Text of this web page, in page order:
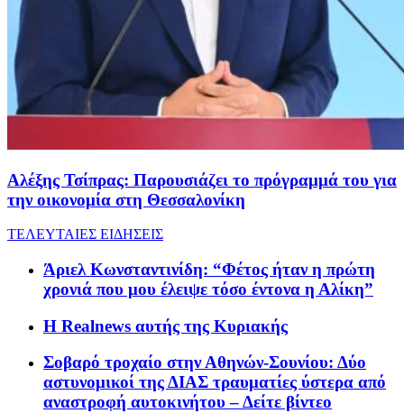
Αλέξης Τσίπρας: Παρουσιάζει το πρόγραμμά του για
την οικονομία στη Θεσσαλονίκη
ΤΕΛΕΥΤΑΙΕΣ ΕΙΔΗΣΕΙΣ
Άριελ Κωνσταντινίδη: “Φέτος ήταν η πρώτη
χρονιά που μου έλειψε τόσο έντονα η Αλίκη”
Η Realnews αυτής της Κυριακής
Σοβαρό τροχαίο στην Αθηνών-Σουνίου: Δύο
αστυνομικοί της ΔΙΑΣ τραυματίες ύστερα από
αναστροφή αυτοκινήτου – Δείτε βίντεο